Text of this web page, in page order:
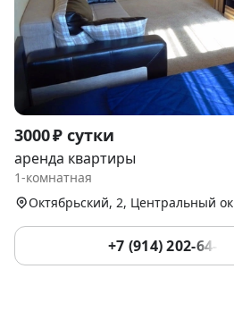
Item
1
of
3000 ₽ сутки
аренда квартиры
1-комнатная
Октябрьский, 2, Центральный
+7 (914) 202-64-54